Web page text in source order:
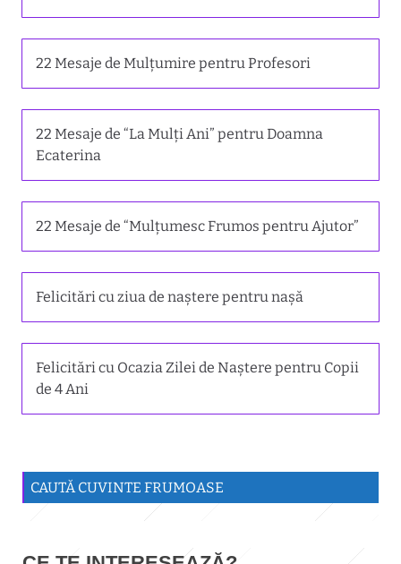
22 Mesaje de Mulțumire pentru Profesori
22 Mesaje de “La Mulți Ani” pentru Doamna
Ecaterina
22 Mesaje de “Mulțumesc Frumos pentru Ajutor”
Felicitări cu ziua de naștere pentru nașă
Felicitări cu Ocazia Zilei de Naștere pentru Copii
de 4 Ani
CAUTĂ CUVINTE FRUMOASE